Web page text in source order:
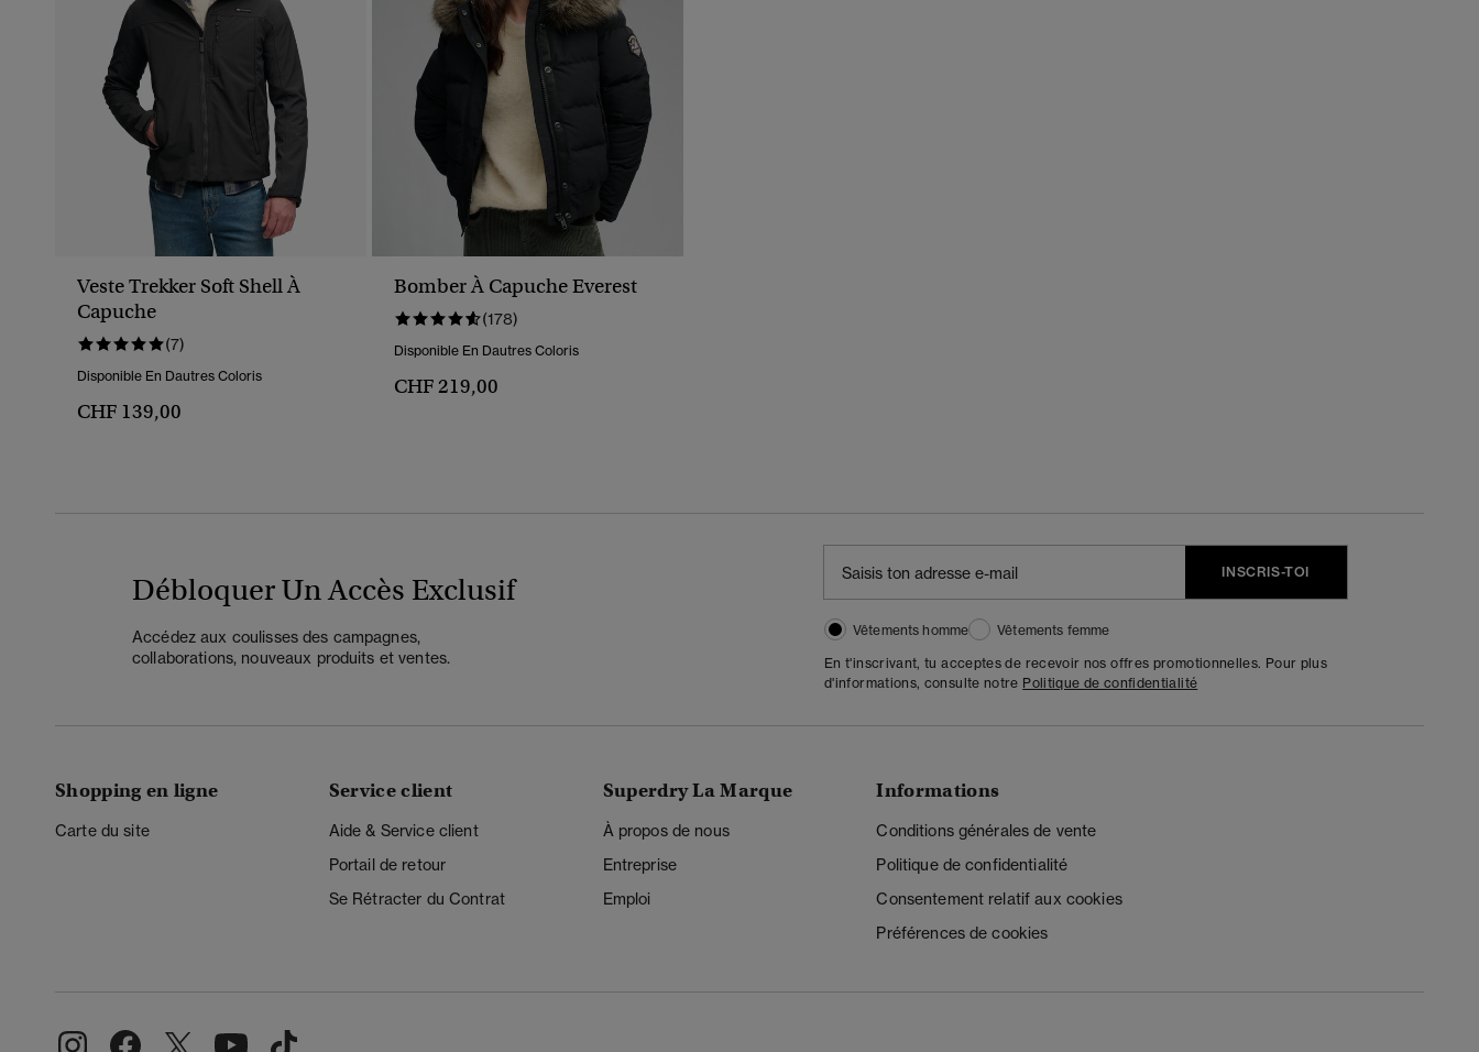
Veste Trekker Soft Shell À
Capuche
(7)
Disponible En Dautres Coloris
CHF 139,00
Bomber À Capuche Everest
(178)
Disponible En Dautres Coloris
CHF 219,00
Débloquer Un Accès Exclusif
Accédez aux coulisses des campagnes,
collaborations, nouveaux produits et ventes.
INSCRIS-TOI
Vêtements homme
Vêtements femme
En t'inscrivant, tu acceptes de recevoir nos offres promotionnelles. Pour plus
d'informations, consulte notre Politique de confidentialité
Shopping en ligne
Carte du site
Service client
Aide & Service client
Portail de retour
Se Rétracter du Contrat
Superdry La Marque
À propos de nous
Entreprise
Emploi
Informations
Conditions générales de vente
Politique de confidentialité
Consentement relatif aux cookies
Préférences de cookies